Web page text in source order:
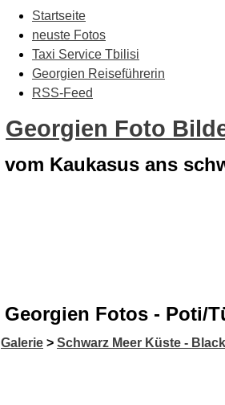
Startseite
neuste Fotos
Taxi Service Tbilisi
Georgien Reiseführerin
RSS-Feed
Georgien Foto
vom Kaukasus ans
Georgien Fotos - Poti/
Galerie > Schwarz Meer Küste -